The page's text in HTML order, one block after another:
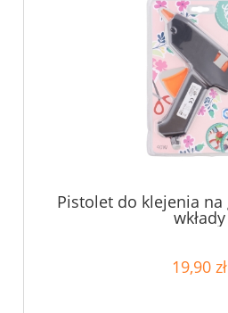
Pistolet do klejenia na
wkłady
19,90 zł